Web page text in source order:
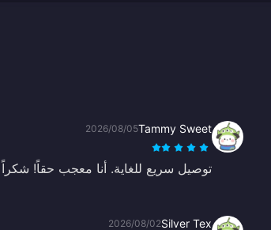
Tammy Sweet
2026/08/05
توصيل سريع للغاية. أنا معجب حقاً! شكراً BitTopup.
Silver Tex
2026/08/02